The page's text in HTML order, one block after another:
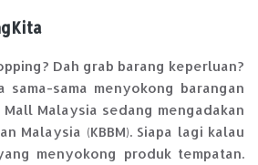
Dah grab barang keperluan?
sama menyokong barangan
Mall Malaysia sedang mengadakan
Malaysia (KBBM). Siapa lagi kalau
menyokong produk tempatan.